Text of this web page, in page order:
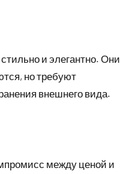
и элегантно. Они
но требуют
внешнего вида.
между ценой и